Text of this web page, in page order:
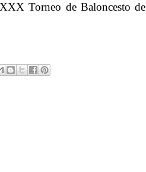
Torneo de Baloncesto de